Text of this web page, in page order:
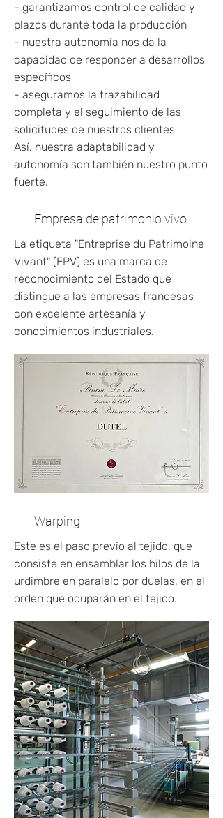
- garantizamos control de calidad y
plazos durante toda la producción
- nuestra autonomía nos da la
capacidad de responder a desarrollos
específicos
- aseguramos la trazabilidad
completa y el seguimiento de las
solicitudes de nuestros clientes
Así, nuestra adaptabilidad y
autonomía son también nuestro punto
fuerte.
Empresa de patrimonio vivo
La etiqueta "Entreprise du Patrimoine
Vivant" (EPV) es una marca de
reconocimiento del Estado que
distingue a las empresas francesas
con excelente artesanía y
conocimientos industriales.
Warping
Este es el paso previo al tejido, que
consiste en ensamblar los hilos de la
urdimbre en paralelo por duelas, en el
orden que ocuparán en el tejido.